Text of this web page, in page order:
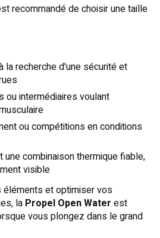
recommandé de choisir une taille
la recherche d'une sécurité et
ou intermédiaires voulant
ou compétitions en conditions
une combinaison thermique fiable,
visible
éléments et optimiser vos
la Propel Open Water est
vous plongez dans le grand